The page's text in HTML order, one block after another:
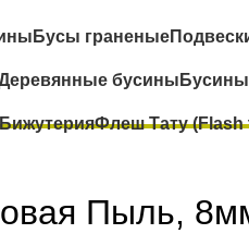
Бусы граненые
бусины
БижутерияФлеш Тату (Flash
Пыль,